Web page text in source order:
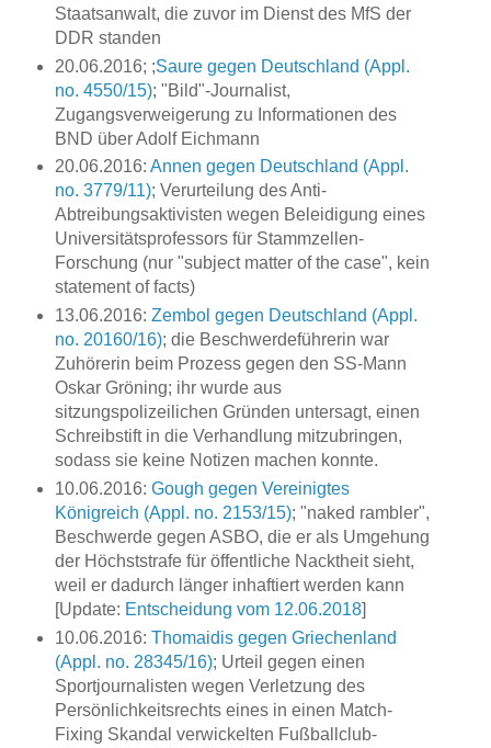
Staatsanwalt, die zuvor im Dienst des MfS der
DDR standen
20.06.2016; ;Saure gegen Deutschland (Appl.
no. 4550/15); "Bild"-Journalist,
Zugangsverweigerung zu Informationen des
BND über Adolf Eichmann
20.06.2016: Annen gegen Deutschland (Appl.
no. 3779/11); Verurteilung des Anti-
Abtreibungsaktivisten wegen Beleidigung eines
Universitätsprofessors für Stammzellen-
Forschung (nur "subject matter of the case", kein
statement of facts)
13.06.2016: Zembol gegen Deutschland (Appl.
no. 20160/16); die Beschwerdeführerin war
Zuhörerin beim Prozess gegen den SS-Mann
Oskar Gröning; ihr wurde aus
sitzungspolizeilichen Gründen untersagt, einen
Schreibstift in die Verhandlung mitzubringen,
sodass sie keine Notizen machen konnte.
10.06.2016: Gough gegen Vereinigtes
Königreich (Appl. no. 2153/15); "naked rambler",
Beschwerde gegen ASBO, die er als Umgehung
der Höchststrafe für öffentliche Nacktheit sieht,
weil er dadurch länger inhaftiert werden kann
[Update: Entscheidung vom 12.06.2018]
10.06.2016: Thomaidis gegen Griechenland
(Appl. no. 28345/16); Urteil gegen einen
Sportjournalisten wegen Verletzung des
Persönlichkeitsrechts eines in einen Match-
Fixing Skandal verwickelten Fußballclub-